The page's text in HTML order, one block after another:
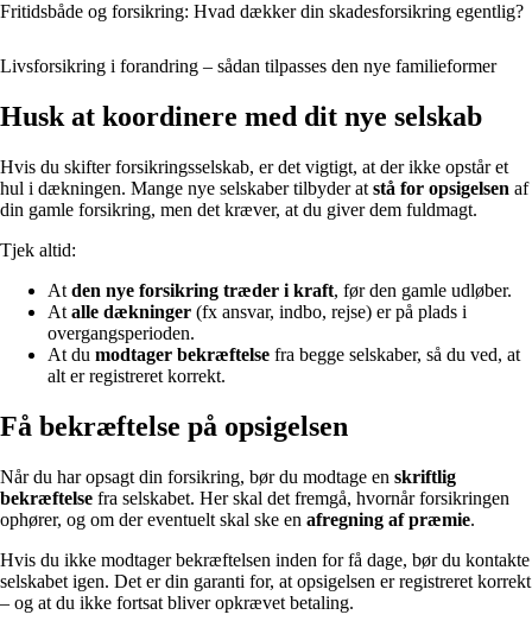
Fritidsbåde og forsikring: Hvad dækker din skadesforsikring egentlig?
Livsforsikring i forandring – sådan tilpasses den nye familieformer
Husk at koordinere med dit nye selskab
Hvis du skifter forsikringsselskab, er det vigtigt, at der ikke opstår et
hul i dækningen. Mange nye selskaber tilbyder at stå for opsigelsen af
din gamle forsikring, men det kræver, at du giver dem fuldmagt.
Tjek altid:
At den nye forsikring træder i kraft, før den gamle udløber.
At alle dækninger (fx ansvar, indbo, rejse) er på plads i
overgangsperioden.
At du modtager bekræftelse fra begge selskaber, så du ved, at
alt er registreret korrekt.
Få bekræftelse på opsigelsen
Når du har opsagt din forsikring, bør du modtage en skriftlig
bekræftelse fra selskabet. Her skal det fremgå, hvornår forsikringen
ophører, og om der eventuelt skal ske en afregning af præmie.
Hvis du ikke modtager bekræftelsen inden for få dage, bør du kontakte
selskabet igen. Det er din garanti for, at opsigelsen er registreret korrekt
– og at du ikke fortsat bliver opkrævet betaling.